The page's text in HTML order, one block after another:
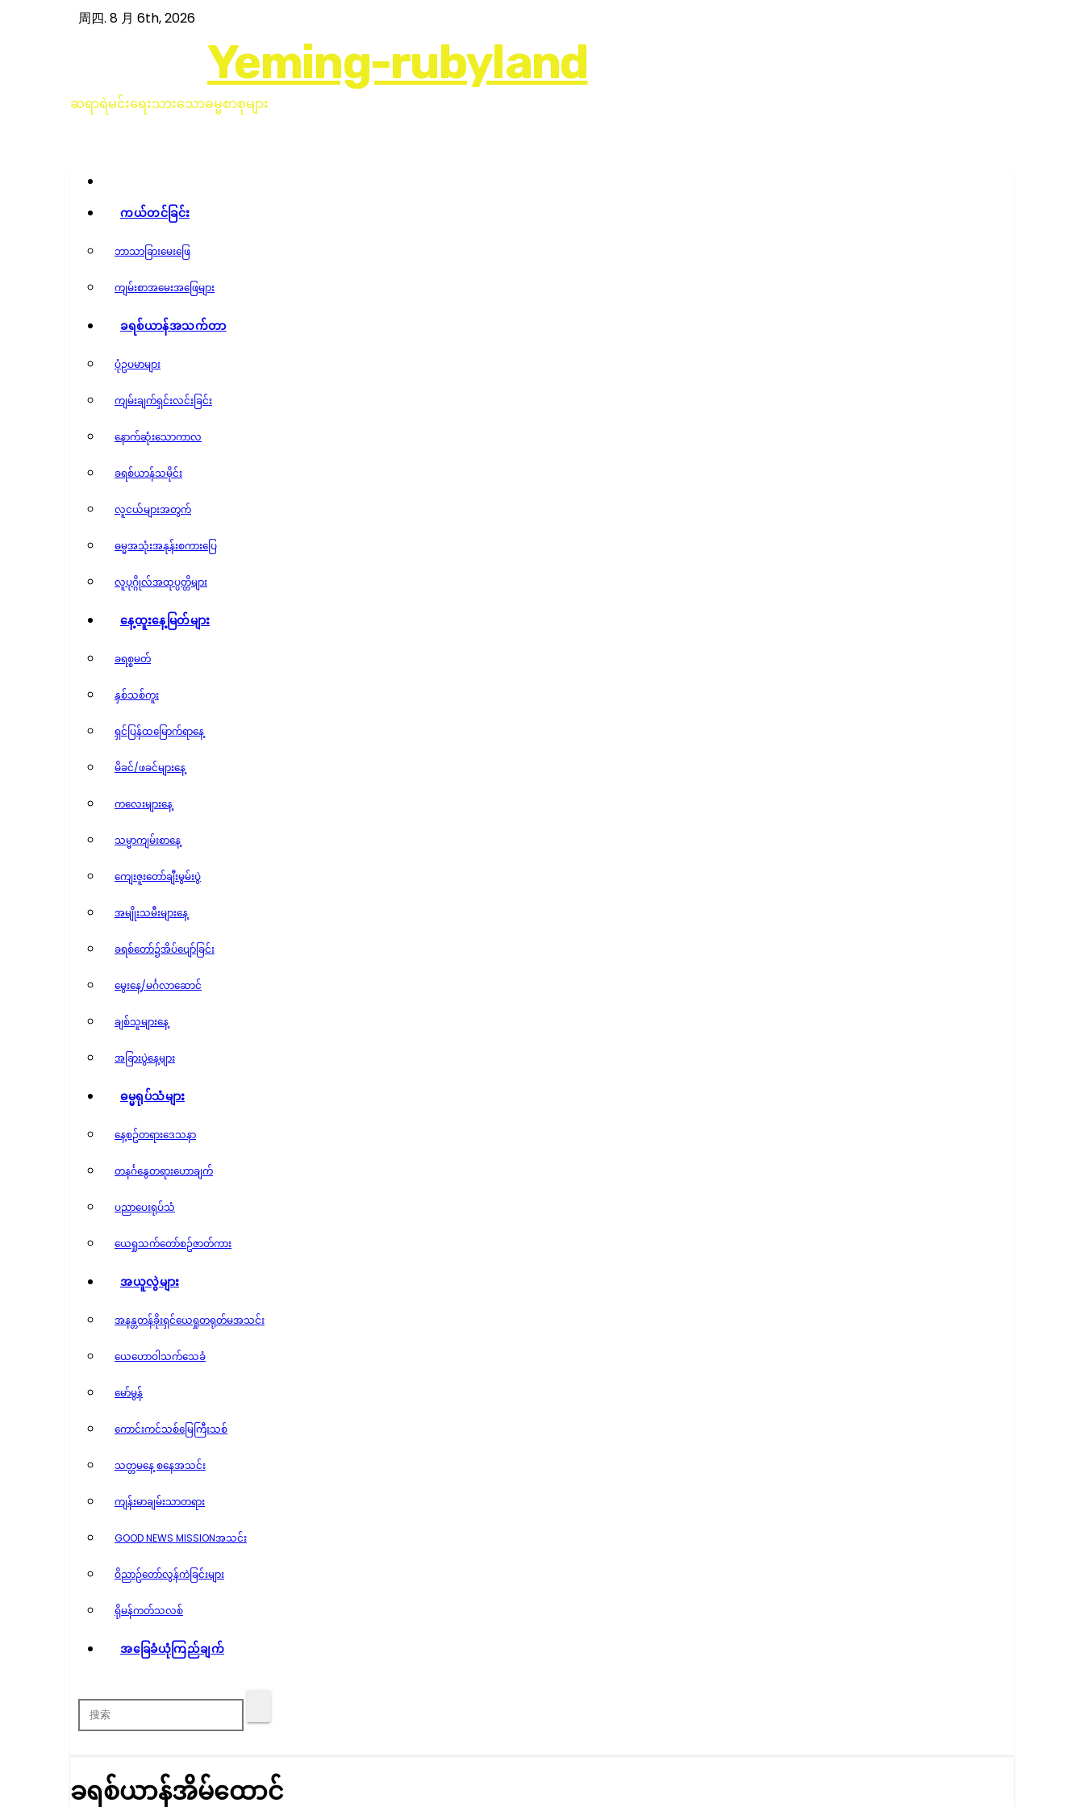
跳
周四. 8 月 6th, 2026
Yeming-rubyland
ဆရာရဲမင်းရေးသားသောဓမ္မစာစုများ
ကယ်တင်ခြင်း
ဘာသာခြားမေးဖြေ
ကျမ်းစာအမေးအဖြေများ
ခရစ်ယာန်အသက်တာ
ပုံဥပမာများ
ကျမ်းချက်ရှင်းလင်းခြင်း
နောက်ဆုံးသောကာလ
ခရစ်ယာန်သမိုင်း
လူငယ်များအတွက်
ဓမ္မအသုံးအနုန်းစကားပြေ
လူပုဂ္ဂိုလ်အထုပ္ပတ္တိများ
နေ့ထူးနေ့မြတ်များ
ခရစ္စမတ်
နှစ်သစ်ကူး
ရှင်ပြန်ထမြောက်ရာနေ့
မိခင်/ဖခင်များနေ့
ကလေးများနေ့
သမ္မာကျမ်းစာနေ့
ကျေးဇူးတော်ချီးမွမ်းပွဲ
အမျိုးသမီးများနေ့
ခရစ်တော်၌အိပ်ပျော်ခြင်း
မွေးနေ့/မင်္ဂလာဆောင်
ချစ်သူများနေ့
အခြားပွဲနေ့များ
ဓမ္မရုပ်သံများ
နေ့စဥ်တရားဒေသနာ
တနင်္ဂနွေတရားဟောချက်
ပညာပေးရုပ်သံ
ယေရှုသက်တော်စဥ်ဇာတ်ကား
အယူလွဲများ
အနန္တတန်ခိုးရှင်ယေရှုတရုတ်မအသင်း
ယေဟောဝါသက်သေခံ
မော်မွန်
ကောင်းကင်သစ်မြေကြီးသစ်
သတ္တမနေ့ စနေအသင်း
ကျန်းမာချမ်းသာတရား
GOOD NEWS MISSIONအသင်း
ဝိညာဥ်တော်လွန်ကဲခြင်းများ
ရိုမန်ကတ်သလစ်
အခြေခံယုံကြည်ချက်
ခရစ်ယာန်အိမ်ထောင်